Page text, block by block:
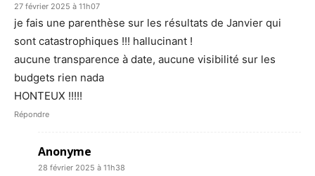
27 février 2025 à 11h07
je fais une parenthèse sur les résultats de Janvier qui
sont catastrophiques !!! hallucinant !
aucune transparence à date, aucune visibilité sur les
budgets rien nada
HONTEUX !!!!!
Répondre
Anonyme
28 février 2025 à 11h38